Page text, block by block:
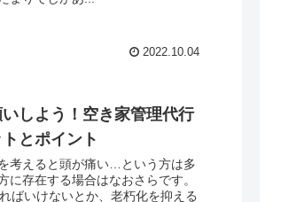
2022.10.04
しよう！空き家管理代行
とポイント
考えると頭が痛い…という方は多
に存在する場合はなおさらです。
ばいけないとか、老朽化を抑える